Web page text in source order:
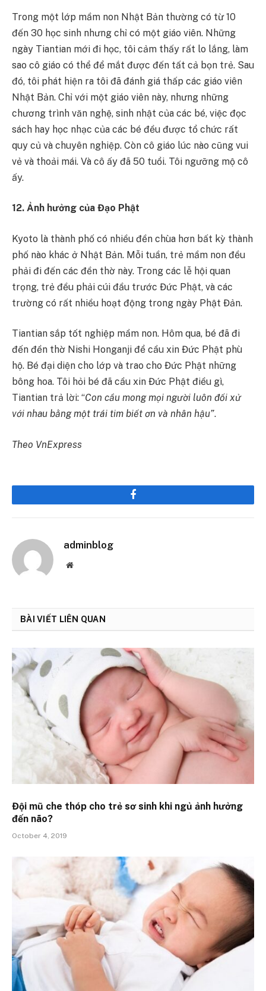
Trong một lớp mầm non Nhật Bản thường có từ 10
đến 30 học sinh nhưng chỉ có một giáo viên. Những
ngày Tiantian mới đi học, tôi cảm thấy rất lo lắng, làm
sao cô giáo có thể để mắt được đến tất cả bọn trẻ. Sau
đó, tôi phát hiện ra tôi đã đánh giá thấp các giáo viên
Nhật Bản. Chỉ với một giáo viên này, nhưng những
chương trình văn nghệ, sinh nhật của các bé, việc đọc
sách hay học nhạc của các bé đều được tổ chức rất
quy củ và chuyên nghiệp. Còn cô giáo lúc nào cũng vui
vẻ và thoải mái. Và cô ấy đã 50 tuổi. Tôi ngưỡng mộ cô
ấy.
12. Ảnh hưởng của Đạo Phật
Kyoto là thành phố có nhiều đền chùa hơn bất kỳ thành
phố nào khác ở Nhật Bản. Mỗi tuần, trẻ mầm non đều
phải đi đến các đền thờ này. Trong các lễ hội quan
trọng, trẻ đều phải cúi đầu trước Đức Phật, và các
trường có rất nhiều hoạt động trong ngày Phật Đản.
Tiantian sắp tốt nghiệp mầm non. Hôm qua, bé đã đi
đến đền thờ Nishi Honganji để cầu xin Đức Phật phù
hộ. Bé đại diện cho lớp và trao cho Đức Phật những
bông hoa. Tôi hỏi bé đã cầu xin Đức Phật điều gì,
Tiantian trả lời: “Con cầu mong mọi người luôn đối xử
với nhau bằng một trái tim biết ơn và nhân hậu”.
Theo VnExpress
Facebook
adminblog
Website
BÀI VIẾT LIÊN QUAN
Đội mũ che thóp cho trẻ sơ sinh khi ngủ ảnh hưởng
đến não?
October 4, 2019